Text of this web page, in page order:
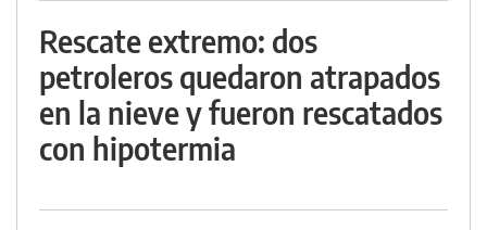
Rescate extremo: dos
petroleros quedaron atrapados
en la nieve y fueron rescatados
con hipotermia